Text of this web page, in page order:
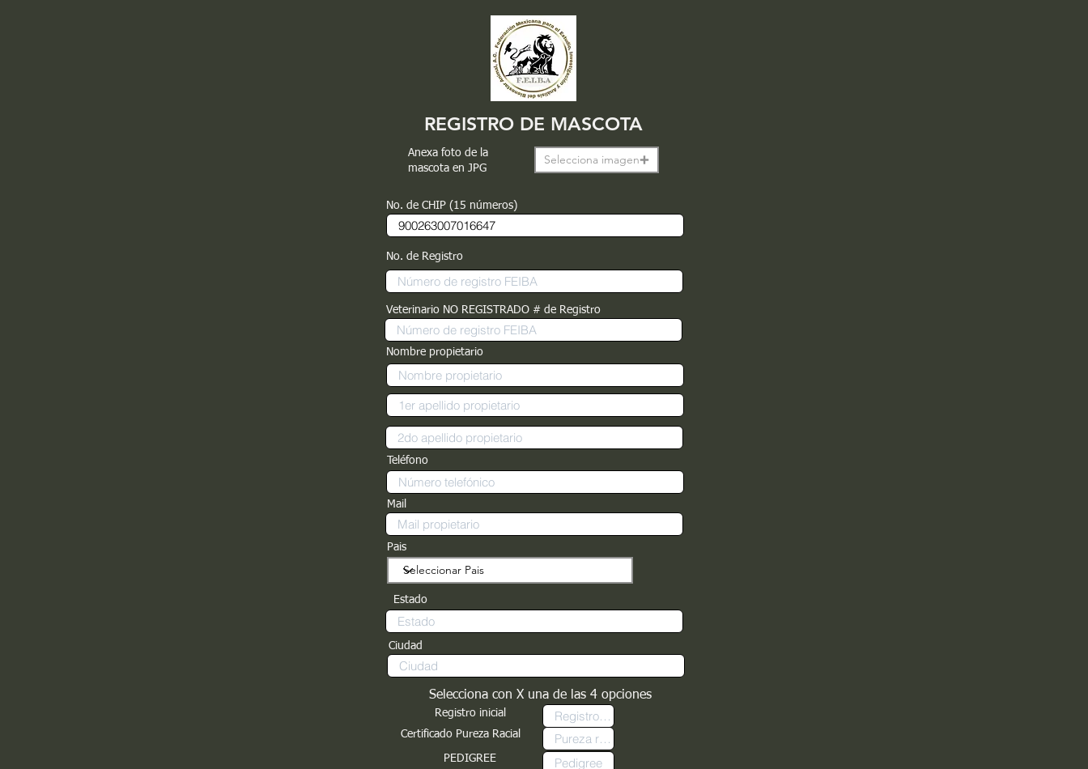
REGISTRO DE MASCOTA
Selecciona imagen
Anexa foto de la
mascota en JPG
No. de CHIP (15 números)
No. de Registro
Veterinario NO REGISTRADO # de Registro
Nombre propietario
Teléfono
Mail
Pais
Estado
Ciudad
Selecciona con X una de las 4 opciones
Registro inicial
Certificado Pureza Racial
PEDIGREE